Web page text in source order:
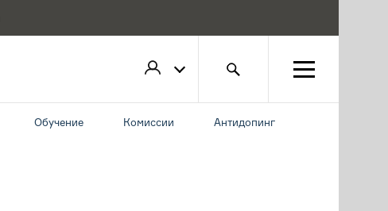
Обучение Комиссии Антидопинг